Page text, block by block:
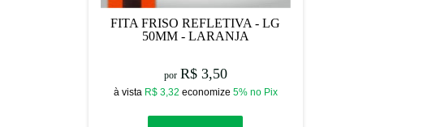
FITA FRISO REFLETIVA - LG
50MM - LARANJA
por R$ 3,50
à vista R$ 3,32 economize 5% no Pix